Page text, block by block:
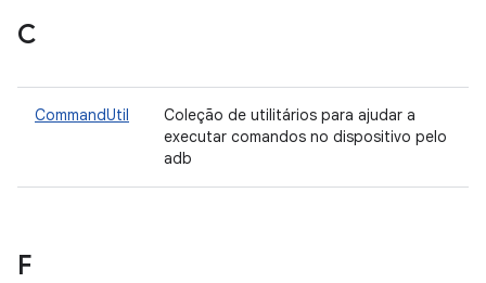
C
CommandUtil
Coleção de utilitários para ajudar a
executar comandos no dispositivo pelo
adb
F